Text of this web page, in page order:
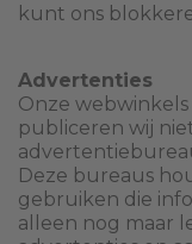
kunt ons
Advertenties
Onze
publiceren wij
Deze bureaus
gebruiken die
alleen nog maar